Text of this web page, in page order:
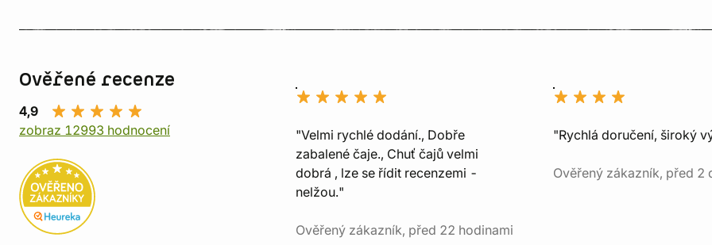
Ověřené recenze
4,9
zobraz 12993 hodnocení
"Velmi rychlé dodání., Dobře
zabalené čaje., Chuť čajů velmi
dobrá , lze se řídit recenzemi -
nelžou."
Ověřený zákazník, před 22 hodinami
"Rychlá doručení, široký
Ověřený zákazník, před 2